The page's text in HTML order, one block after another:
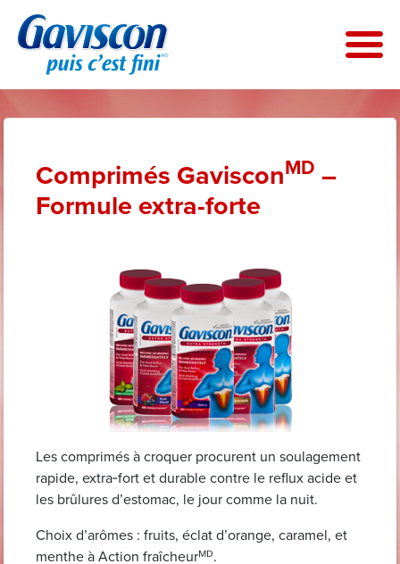
main
content
Comprimés GavisconMD –
Formule extra-forte
Les comprimés à croquer procurent un soulagement
rapide, extra‑fort et durable contre le reflux acide et
les brûlures d’estomac, le jour comme la nuit.
Choix d’arômes : fruits, éclat d’orange, caramel, et
menthe à Action fraîcheurᴹᴰ.